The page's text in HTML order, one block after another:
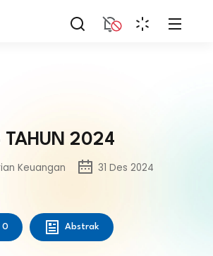
TAHUN 2024
Keuangan
31 Des 2024
0 Abstrak